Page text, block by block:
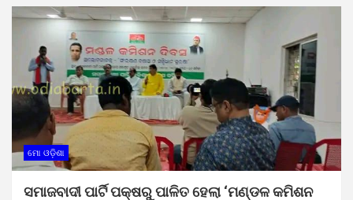
ମୋ ଓଡ଼ିଶା
ସମାଜବାଦୀ ପାର୍ଟି ପକ୍ଷରୁ ପାଳିତ ହେଲା ‘ମଣ୍ଡଳ କମିଶନ